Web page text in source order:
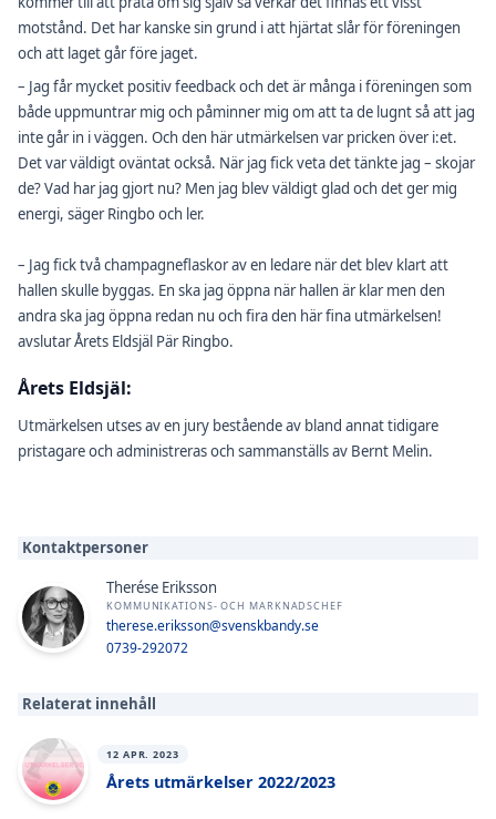
motstånd. Det har kanske sin grund i att hjärtat slår för föreningen
och att laget går före jaget.
– Jag får mycket positiv feedback och det är många i föreningen som
både uppmuntrar mig och påminner mig om att ta de lugnt så att jag
inte går in i väggen. Och den här utmärkelsen var pricken över i:et.
Det var väldigt oväntat också. När jag fick veta det tänkte jag – skojar
de? Vad har jag gjort nu? Men jag blev väldigt glad och det ger mig
energi, säger Ringbo och ler.
– Jag fick två champagneflaskor av en ledare när det blev klart att
hallen skulle byggas. En ska jag öppna när hallen är klar men den
andra ska jag öppna redan nu och fira den här fina utmärkelsen!
avslutar Årets Eldsjäl Pär Ringbo.
Årets Eldsjäl:
Utmärkelsen utses av en jury bestående av bland annat tidigare
pristagare och administreras och sammanställs av Bernt Melin.
Kontaktpersoner
Therése Eriksson
KOMMUNIKATIONS- OCH MARKNADSCHEF
therese.eriksson@svenskbandy.se
0739-292072
Relaterat innehåll
12 APR. 2023
Årets utmärkelser 2022/2023